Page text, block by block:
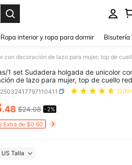
Ropa interior y ropa para dormir Bisutería
1 set Sudadera holgada de unicolor
de lazo para mujer, top de cuello
y shorts, adecuado para fitness,
de regreso a la escuela
AND
.48 $24.08 -2%
Extra de $0.60
US Talla